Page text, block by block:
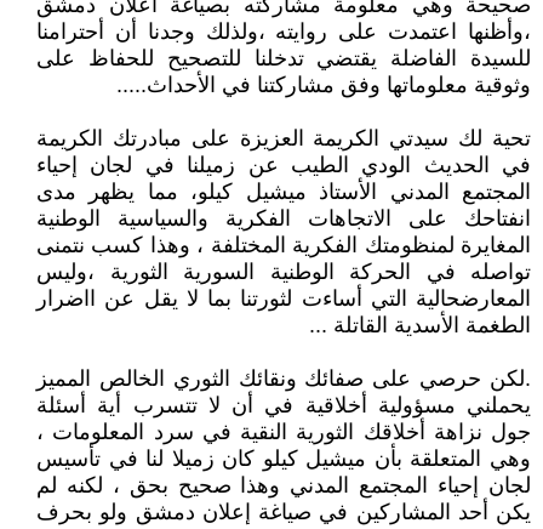
صحيحة وهي معلومة مشاركته بصياغة اعلان دمشق
،وأظنها اعتمدت على روايته ،ولذلك وجدنا أن أحترامنا
للسيدة الفاضلة يقتضي تدخلنا للتصحيح للحفاظ على
وثوقية معلوماتها وفق مشاركتنا في الأحداث.....
تحية لك سيدتي الكريمة العزيزة على مبادرتك الكريمة
في الحديث الودي الطيب عن زميلنا في لجان إحياء
المجتمع المدني الأستاذ ميشيل كيلو، مما يظهر مدى
انفتاحك على الاتجاهات الفكرية والسياسية الوطنية
المغايرة لمنظومتك الفكرية المختلفة ، وهذا كسب نتمنى
تواصله في الحركة الوطنية السورية الثورية ،وليس
المعارضحالية التي أساءت لثورتنا بما لا يقل عن ااضرار
الطغمة الأسدية القاتلة ...
.لكن حرصي على صفائك ونقائك الثوري الخالص المميز
يحملني مسؤولية أخلاقية في أن لا تتسرب أية أسئلة
جول نزاهة أخلاقك الثورية النقية في سرد المعلومات ،
وهي المتعلقة بأن ميشيل كيلو كان زميلا لنا في تأسيس
لجان إحياء المجتمع المدني وهذا صحيح بحق ، لكنه لم
يكن أحد المشاركين في صياغة إعلان دمشق ولو بحرف